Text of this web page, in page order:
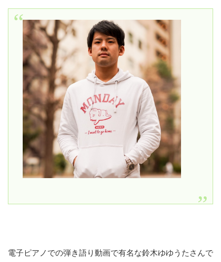
電子ピアノでの弾き語り動画で有名な鈴木ゆゆうたさんで